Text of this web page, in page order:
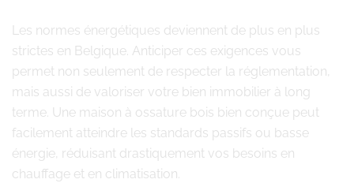
Les normes énergétiques deviennent de plus en plus
strictes en Belgique. Anticiper ces exigences vous
permet non seulement de respecter la réglementation,
mais aussi de valoriser votre bien immobilier à long
terme. Une maison à ossature bois bien conçue peut
facilement atteindre les standards passifs ou basse
énergie, réduisant drastiquement vos besoins en
chauffage et en climatisation.